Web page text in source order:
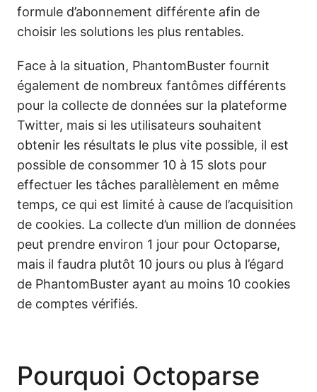
formule d’abonnement différente afin de
choisir les solutions les plus rentables.
Face à la situation, PhantomBuster fournit
également de nombreux fantômes différents
pour la collecte de données sur la plateforme
Twitter, mais si les utilisateurs souhaitent
obtenir les résultats le plus vite possible, il est
possible de consommer 10 à 15 slots pour
effectuer les tâches parallèlement en même
temps, ce qui est limité à cause de l’acquisition
de cookies. La collecte d’un million de données
peut prendre environ 1 jour pour Octoparse,
mais il faudra plutôt 10 jours ou plus à l’égard
de PhantomBuster ayant au moins 10 cookies
de comptes vérifiés.
Pourquoi Octoparse